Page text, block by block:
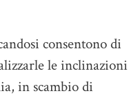
consentono di
le inclinazioni
in scambio di